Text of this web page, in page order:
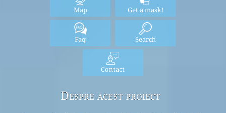
Map Get a mask!
Faq Search
Contact
Despre acest proiect